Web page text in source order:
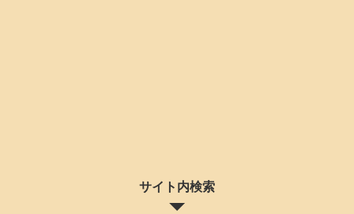
サイト内検索